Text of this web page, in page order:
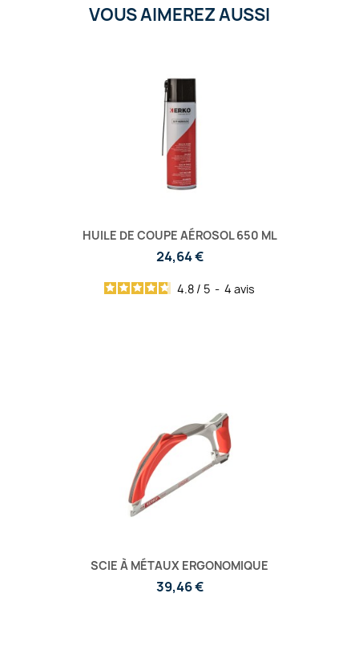
VOUS AIMEREZ AUSSI
HUILE DE COUPE AÉROSOL 650 ML
24,64 €
4.8 / 5 - 4 avis
SCIE À MÉTAUX ERGONOMIQUE
39,46 €